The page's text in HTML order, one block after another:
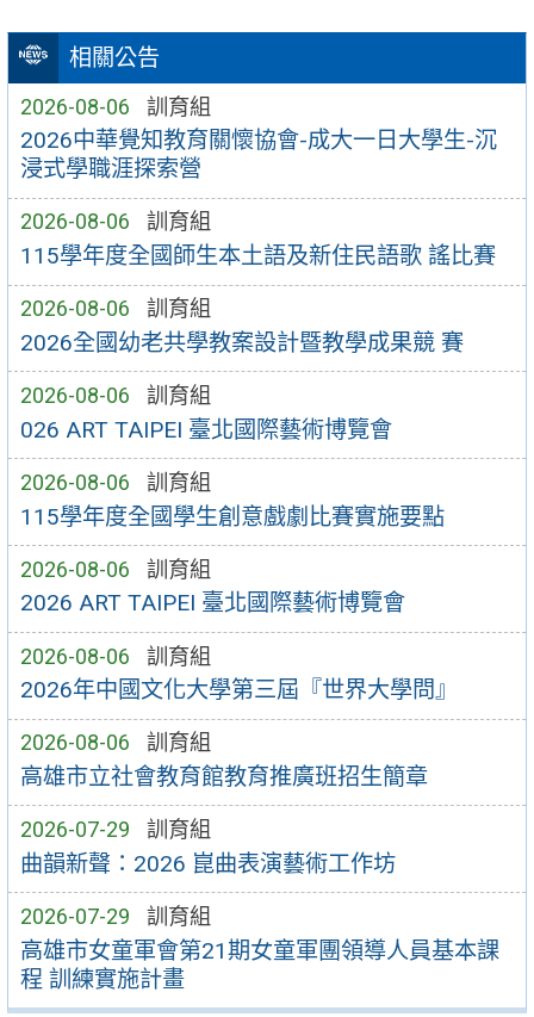
相關公告
2026-08-06 訓育組
2026中華覺知教育關懷協會-成大一日大學生-沉
浸式學職涯探索營
2026-08-06 訓育組
115學年度全國師生本土語及新住民語歌 謠比賽
2026-08-06 訓育組
2026全國幼老共學教案設計暨教學成果競 賽
2026-08-06 訓育組
026 ART TAIPEI 臺北國際藝術博覽會
2026-08-06 訓育組
115學年度全國學生創意戲劇比賽實施要點
2026-08-06 訓育組
2026 ART TAIPEI 臺北國際藝術博覽會
2026-08-06 訓育組
2026年中國文化大學第三屆『世界大學問』
2026-08-06 訓育組
高雄市立社會教育館教育推廣班招生簡章
2026-07-29 訓育組
曲韻新聲：2026 崑曲表演藝術工作坊
2026-07-29 訓育組
高雄市女童軍會第21期女童軍團領導人員基本課
程 訓練實施計畫